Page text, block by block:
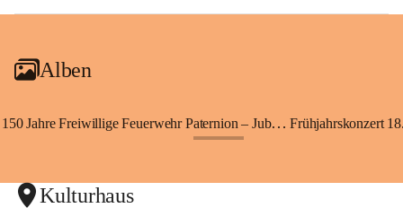
Alben
150 Jahre Freiwillige Feuerwehr Paternion – Jubiläumsfest Frühjahrskonzert
Kulturhaus